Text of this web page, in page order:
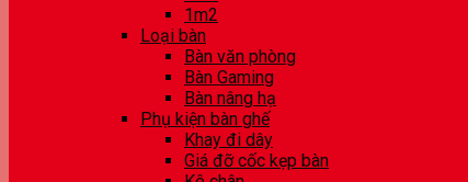
1m2
Loại bàn
Bàn văn phòng
Bàn Gaming
Bàn nâng hạ
Phụ kiện bàn ghế
Khay đi dây
Giá đỡ cốc kẹp bàn